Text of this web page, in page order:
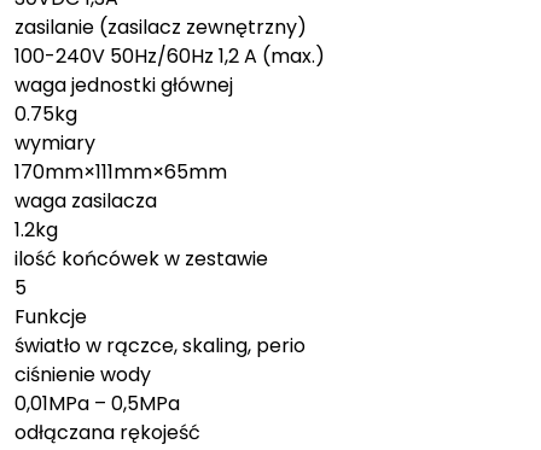
zasilanie (zasilacz zewnętrzny)
100-240V 50Hz/60Hz 1,2 A (max.)
waga jednostki głównej
0.75kg
wymiary
170mm×111mm×65mm
waga zasilacza
1.2kg
ilość końcówek w zestawie
5
Funkcje
światło w rączce, skaling, perio
ciśnienie wody
0,01MPa – 0,5MPa
odłączana rękojeść